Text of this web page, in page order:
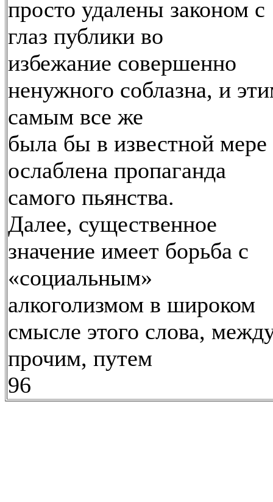
просто удалены законом с
глаз публики во
избежание совершенно
ненужного соблазна, и
самым все же
была бы в известной мере
ослаблена пропаганда
самого пьянства.
Далее, существенное
значение имеет борьба с
«социальным»
алкоголизмом в широком
смысле этого слова,
прочим, путем
96